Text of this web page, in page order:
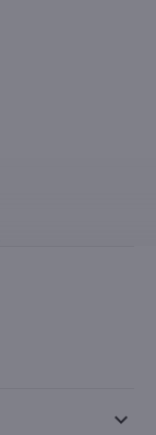
keyboard_arrow_down